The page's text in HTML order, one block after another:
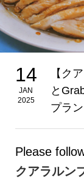
14
JAN
2025
【ク
と
プラ
Please
クアラルン